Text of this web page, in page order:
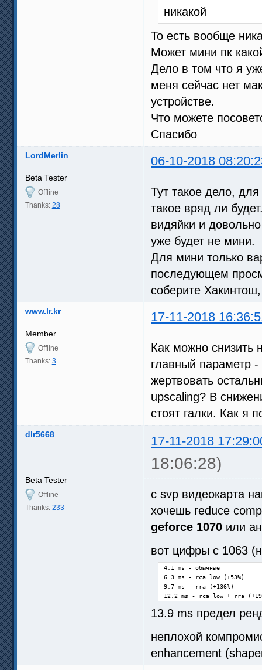
никакой
То есть вообще
Может мини пк
Дело в том что я
меня сейчас нет
устройстве.
Что можете
Спасибо
LordMerlin 06-10-2018
Beta Tester
Offline
Thanks: 28
Тут такое дело,
такое вряд ли
видяйки и
уже будет не мини.
Для мини только
последующем
соберите
www.lr.kr 17-11-2018
Member
Offline
Thanks: 3
Как можно снизить
главный параметр
жертвовать
upscaling? В
стоят галки. Как я
dlr5668 17-11-2018
18:06:28)
Beta Tester
Offline
Thanks: 233
с svp видеокарта
хочешь reduce
geforce 1070 или
вот цифры с 1063
4.1 ms - обычные
6.3 ms - rca low (+53%)
9.7 ms - rra (+136%)
12.2 ms - rca low + rra
13.9 ms предел
неплохой
enhancement